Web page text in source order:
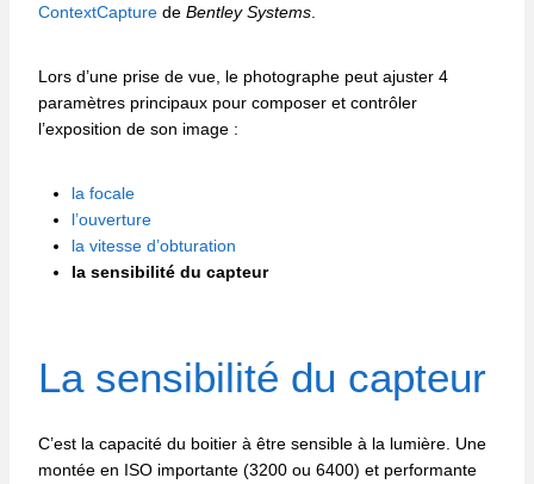
ContextCapture de Bentley Systems
Lors d’une prise de vue, le photographe peut ajuster 4
paramètres principaux pour composer et contrôler
l’exposition de son image :
la focale
l’ouverture
la vitesse d’obturation
la sensibilité du capteur
La sensibilité du capteur
C’est la capacité du boitier à être sensible à la lumière. Une
montée en ISO importante (3200 ou 6400) et performante